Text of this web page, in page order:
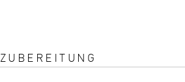
ZUBEREITUNG